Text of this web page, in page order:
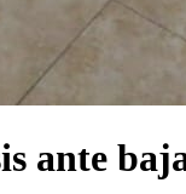
ante